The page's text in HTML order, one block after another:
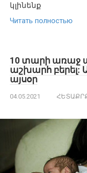
կլինենք
Читать полностью
10 տարի առաջ
աշխարհ բերել:
այսօր
04.05.2021